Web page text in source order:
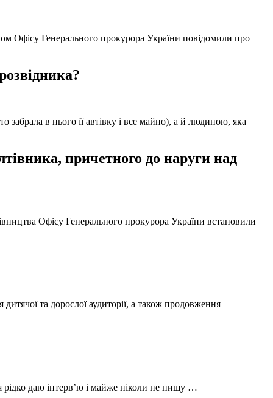
Офісу Генерального прокурора України повідомили про
в нього її автівку і все майно), а й людиною, яка
причетного до наруги над
Офісу Генерального прокурора України встановили
та дорослої аудиторії, а також продовження
рідко даю інтерв’ю і майже ніколи не пишу …